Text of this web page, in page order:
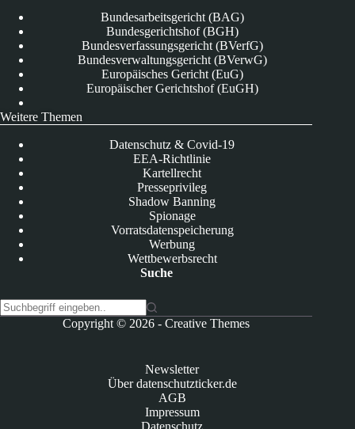
Bundesarbeitsgericht (BAG)
Bundesgerichtshof (BGH)
Bundesverfassungsgericht (BVerfG)
Bundesverwaltungsgericht (BVerwG)
Europäisches Gericht (EuG)
Europäischer Gerichtshof (EuGH)
Weitere Themen
Datenschutz & Covid-19
EEA-Richtlinie
Kartellrecht
Presseprivileg
Shadow Banning
Spionage
Vorratsdatenspeicherung
Werbung
Wettbewerbsrecht
Suche
Copyright © 2026 -Creative Themes
Newsletter
Über datenschutzticker.de
AGB
Impressum